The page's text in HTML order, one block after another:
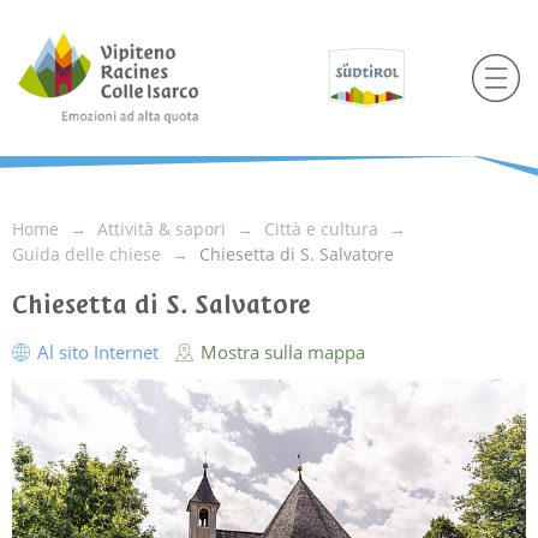
Home Attività & sapori
Città e cultura
Guida delle chiese
Chiesetta di S. Salvatore
Chiesetta di S. Salvatore
Al sito Internet Mostra sulla mappa